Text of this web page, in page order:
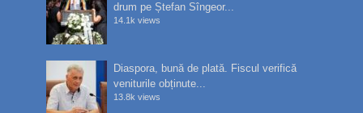
drum pe Ștefan Sîngeor...
14.1k views
Diaspora, bună de plată. Fiscul verifică
veniturile obținute...
13.8k views